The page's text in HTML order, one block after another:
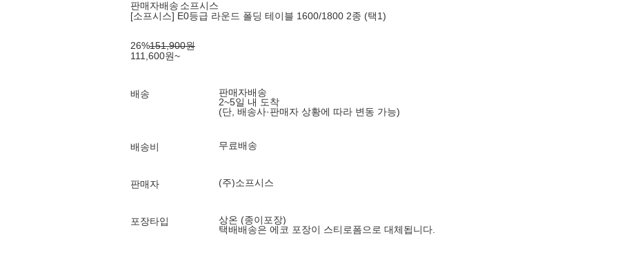
판매자배송 소프시스
[소프시스] E0등급 라운드 폴딩 테이블 1600/1800 2종 (택1)
26%151,900원
111,600원~
배송
판매자배송
2~5일 내 도착
(단, 배송사·판매자 상황에 따라 변동 가능)
배송비 무료배송
판매자 (주)소프시스
포장타입
상온 (종이포장)
택배배송은 에코 포장이 스티로폼으로 대체됩니다.